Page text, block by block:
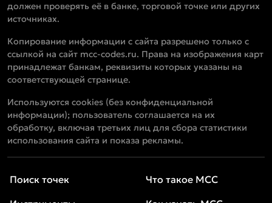
должен проверять её в банке, торговой точке или других
источниках.
Копирование информации с сайта разрешено только с
ссылкой на сайт mcc-codes.ru. Права на изображения карт
принадлежат банкам, реквизиты которых указаны на
соответствующей странице.
Используются cookies (без конфиденциальной
информации); пользователь соглашается на их
обработку, включая третьих лиц для сбора статистики
использования сайта и показа рекламы.
Поиск точек
Что такое MCC